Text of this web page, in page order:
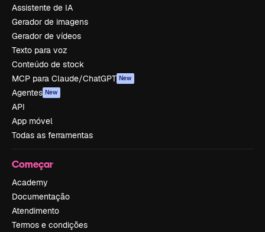
Assistente de IA
Gerador de imagens
Gerador de vídeos
Texto para voz
Conteúdo de stock
MCP para Claude/ChatGPT New
Agentes New
API
App móvel
Todas as ferramentas
Começar
Academy
Documentação
Atendimento
Termos e condições